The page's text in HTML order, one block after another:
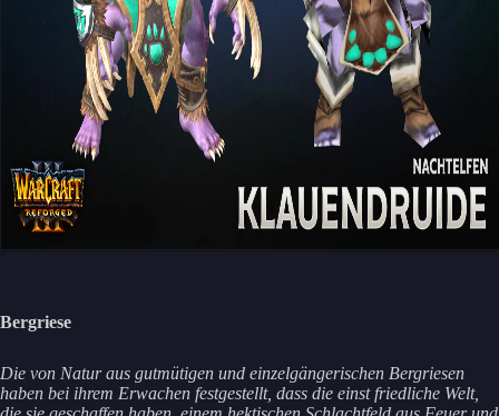
Bergriese
Die von Natur aus gutmütigen und einzelgängerischen Bergriesen
haben bei ihrem Erwachen festgestellt, dass die einst friedliche Welt,